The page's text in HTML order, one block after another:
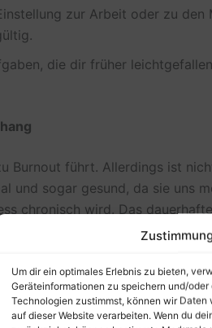
Um dir ein optimales Erlebnis zu bieten,
Geräteinformationen zu speichern und/
Technologien zustimmst, können wir
auf dieser Website verarbeiten. Wenn du
zur Arbeit oder zu den
die dir früher
Burnout führt. Allerdings ist
und sogar gesund, da sie uns
chronisch wird. Das
Erschöpfung, die
ohne ausreichende
auf lange Sicht zu Burnout